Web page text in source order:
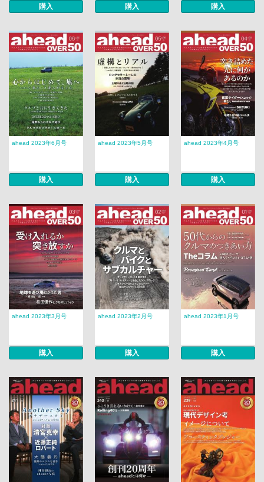
購入 購入 購入
ahead 2023年6月号
購入
ahead 2023年5月号
購入
ahead 2023年4月号
購入
ahead 2023年3月号
購入
ahead 2023年2月号
購入
ahead 2023年1月号
購入